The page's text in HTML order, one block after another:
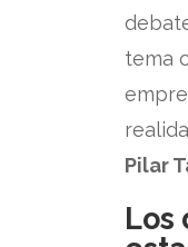
tema
Pilar
Los